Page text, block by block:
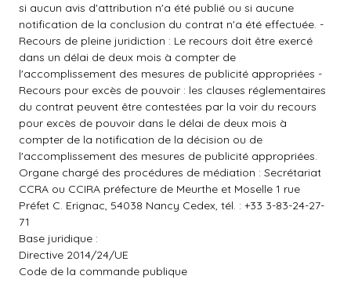
si aucun avis d'attribution n'a été publié ou si aucune
notification de la conclusion du contrat n'a été effectuée. -
Recours de pleine juridiction : Le recours doit être exercé
dans un délai de deux mois à compter de
l'accomplissement des mesures de publicité appropriées -
Recours pour excès de pouvoir : les clauses réglementaires
du contrat peuvent être contestées par la voir du recours
pour excès de pouvoir dans le délai de deux mois à
compter de la notification de la décision ou de
l'accomplissement des mesures de publicité appropriées.
Organe chargé des procédures de médiation : Secrétariat
CCRA ou CCIRA préfecture de Meurthe et Moselle 1 rue
Préfet C. Erignac, 54038 Nancy Cedex, tél. : +33 3-83-24-27-
71
Base juridique :
Directive 2014/24/UE
Code de la commande publique